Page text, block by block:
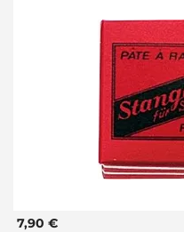
7,90 €